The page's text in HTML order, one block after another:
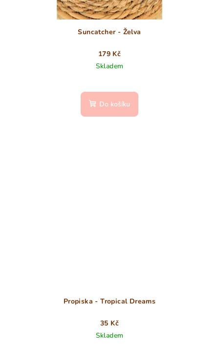
Suncatcher - Želva
179 Kč
Skladem
Do košíku
Propiska - Tropical Dreams
35 Kč
Skladem